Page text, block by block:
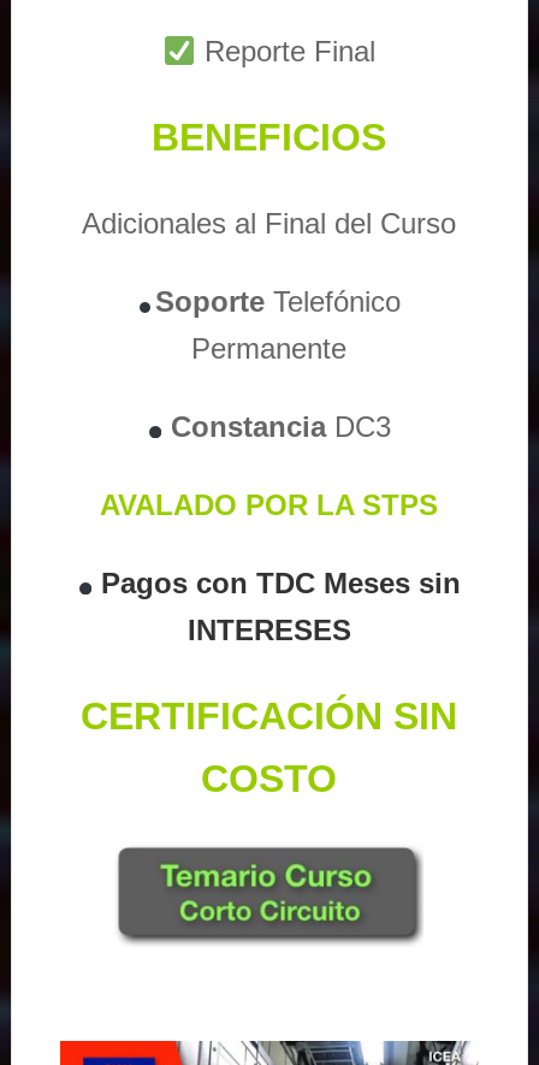
Reporte Final
BENEFICIOS
Adicionales al Final del Curso
Soporte Telefónico
Permanente
ConstanciaDC3
AVALADO POR LA STPS
Pagos con TDC Meses sin
INTERESES
CERTIFICACIÓN SIN
COSTO